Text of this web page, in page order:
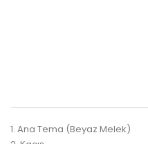
1. Ana Tema (Beyaz Melek)